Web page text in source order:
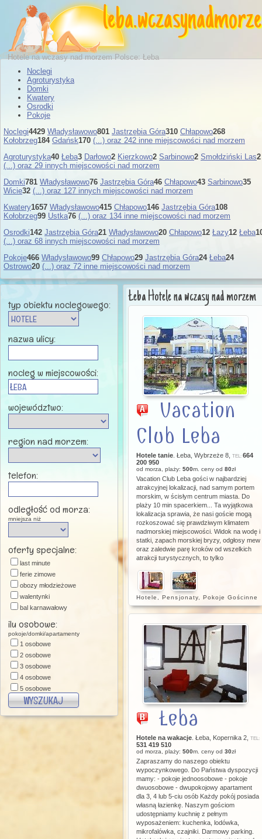
leba.
Hotele na wczasy nad morzem Polsce: Łeba
Noclegi
Agroturystyka
Domki
Kwatery
Osrodki
Pokoje
Noclegi4429 Władysławowo801 Jastrzębia Góra310 Chłapowo268
Kołobrzeg184 Gdańsk170 (...) oraz 242 inne miejscowości nad morzem
Agroturystyka40 Łeba3 Darłowo2 Kierzkowo2 Sarbinowo2 Smołdziński Las2
(...) oraz 29 innych miejscowości nad morzem
Domki781 Władysławowo76 Jastrzębia Góra46 Chłapowo43 Sarbinowo35
Wicie32 (...) oraz 127 innych miejscowości nad morzem
Kwatery1657 Władysławowo415 Chłapowo146 Jastrzębia Góra108
Kołobrzeg99 Ustka76 (...) oraz 134 inne miejscowości nad morzem
Osrodki142 Jastrzębia Góra21 Władysławowo20 Chłapowo12 Łazy12 Łeba
(...) oraz 68 innych miejscowości nad morzem
Pokoje466 Władysławowo99 Chłapowo29 Jastrzębia Góra24 Łeba24
Ostrowo20 (...) oraz 72 inne miejscowości nad morzem
typ obiektu noclegowego:
nazwa ulicy:
nocleg w miejscowości:
województwo:
region nad morzem:
telefon:
odległość od morza:
mniejsza niż
oferty specjalne:
last minute
ferie zimowe
obozy młodzieżowe
walentynki
bal karnawałowy
majówka
andrzejki
święta-sylwester
zielone szkoły
konferencje
pobyty wekkendowe
ilu osobowe:
pokoje/domki/apartamenty
1 osobowe
2 osobowe
3 osobowe
4 osobowe
5 osobowe
6 osobowe
Łeba Hotele na wczasy nad morzem
Vacation
Club Leba
Hotele tanie . Łeba, Wybrzeże 8, TEL: 664
200 950
od morza, plaży: 500m. ceny od 80zł
Vacation Club Leba gości w najbardziej
atrakcyjnej lokalizacji, nad samym portem
morskim, w ścisłym centrum miasta. Do
plaży 10 min spacerkiem... Ta wyjątkowa
lokalizacja sprawia, że nasi goście mogą
rozkoszować się prawdziwym klimatem
nadmorskiej miejscowości. Widok na wodę i
statki, zapach morskiej bryzy, odgłosy mew
oraz zaledwie parę kroków od wszelkich
atrakcji turystycznych, to tylko
Hotele ,Pensjonaty, Pokoje Gościnne
Łeba
Hotele na wakacje . Łeba, Kopernika 2, TEL:
531 419 510
od morza, plaży: 500m. ceny od 30zł
Zapraszamy do naszego obiektu
wypoczynkowego. Do Państwa dyspozycji
mamy: - pokoje jednoosobowe - pokoje
dwuosobowe - dwupokojowy apartament
dla 3, 4 lub 5-ciu osób Każdy pokój posiada
własną łazienkę. Naszym gościom
udostępniamy kuchnię z pełnym
wyposażeniem: kuchenka, lodówka,
mikrofalówka, czajniki. Darmowy parking.